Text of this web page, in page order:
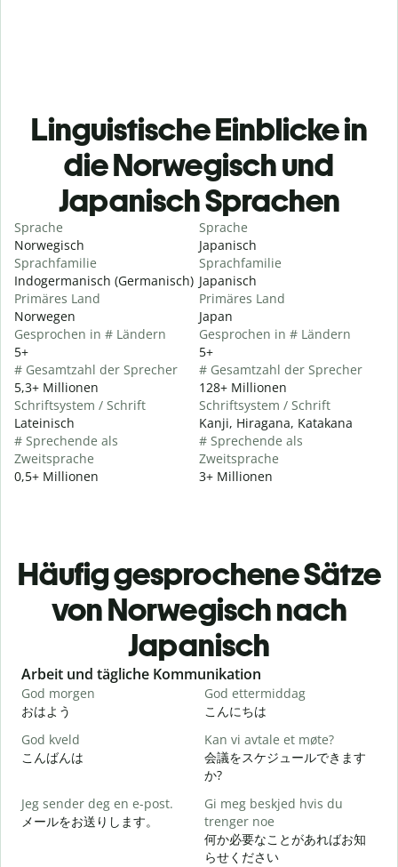
Linguistische Einblicke in
die Norwegisch und
Japanisch Sprachen
Sprache
Norwegisch
Sprachfamilie
Indogermanisch (Germanisch)
Primäres Land
Norwegen
Gesprochen in # Ländern
5+
# Gesamtzahl der Sprecher
5,3+ Millionen
Schriftsystem / Schrift
Lateinisch
# Sprechende als
Zweitsprache
0,5+ Millionen
Sprache
Japanisch
Sprachfamilie
Japanisch
Primäres Land
Japan
Gesprochen in # Ländern
5+
# Gesamtzahl der Sprecher
128+ Millionen
Schriftsystem / Schrift
Kanji, Hiragana, Katakana
# Sprechende als
Zweitsprache
3+ Millionen
Häufig gesprochene Sätze
von Norwegisch nach
Japanisch
Slide 1 of 6
Arbeit und tägliche Kommunikation
God morgen
おはよう
God ettermiddag
こんにちは
God kveld
こんばんは
Kan vi avtale et møte?
会議をスケジュールできます
か?
Jeg sender deg en e-post.
メールをお送りします。
Gi meg beskjed hvis du
trenger noe
何か必要なことがあればお知
らせください